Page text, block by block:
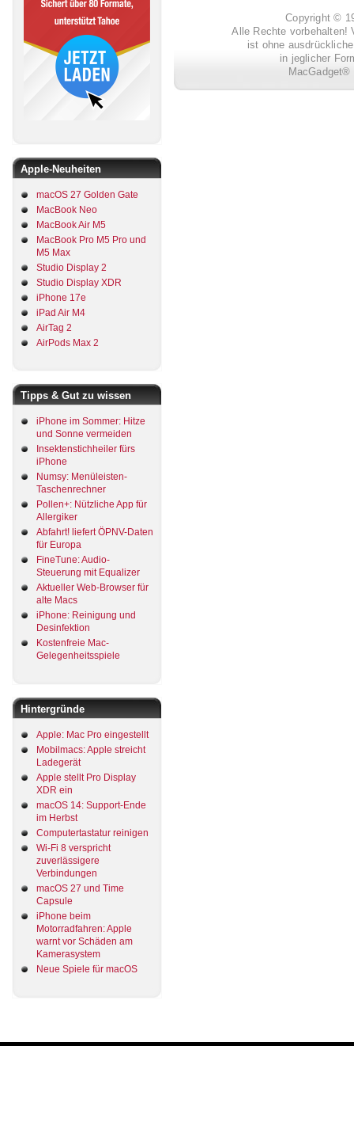
Apple-Neuheiten
macOS 27 Golden Gate
MacBook Neo
MacBook Air M5
MacBook Pro M5 Pro und
M5 Max
Studio Display 2
Studio Display XDR
iPhone 17e
iPad Air M4
AirTag 2
AirPods Max 2
Tipps & Gut zu wissen
iPhone im Sommer: Hitze
und Sonne vermeiden
Insektenstichheiler fürs
iPhone
Numsy: Menüleisten-
Taschenrechner
Pollen+: Nützliche App für
Allergiker
Abfahrt! liefert ÖPNV-Daten
für Europa
FineTune: Audio-
Steuerung mit Equalizer
Aktueller Web-Browser für
alte Macs
iPhone: Reinigung und
Desinfektion
Kostenfreie Mac-
Gelegenheitsspiele
Hintergründe
Apple: Mac Pro eingestellt
Mobilmacs: Apple streicht
Ladegerät
Apple stellt Pro Display
XDR ein
macOS 14: Support-Ende
im Herbst
Computertastatur reinigen
Wi-Fi 8 verspricht
zuverlässigere
Verbindungen
macOS 27 und Time
Capsule
iPhone beim
Motorradfahren: Apple
warnt vor Schäden am
Kamerasystem
Neue Spiele für macOS
Copyright ©
Alle Rechte vorbehalten!
ist ohne
in jeglicher
MacGadget®